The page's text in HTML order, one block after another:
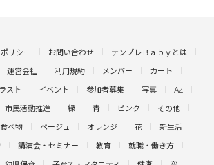
リシー お問い合わせ テンプレＢａｂｙとは
運営会社 利用規約 メンバー カート
スト イベント 参加者募集 写真 A4
市民活動推進 緑 青 ピンク その他
食べ物 ベージュ オレンジ 花 新生活
講演会・セミナー 教育 就職・働き方